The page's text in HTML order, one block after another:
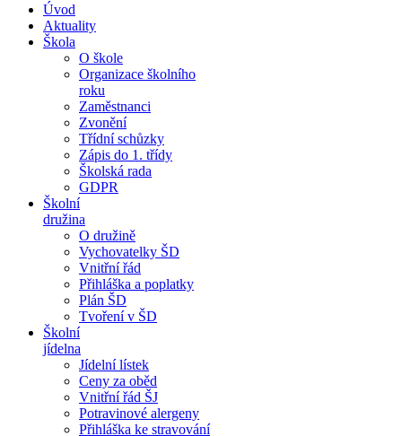
Úvod
Aktuality
Škola
O škole
Organizace školního
roku
Zaměstnanci
Zvonění
Třídní schůzky
Zápis do 1. třídy
Školská rada
GDPR
Školní
družina
O družině
Vychovatelky ŠD
Vnitřní řád
Přihláška a poplatky
Plán ŠD
Tvoření v ŠD
Školní
jídelna
Jídelní lístek
Ceny za oběd
Vnitřní řád ŠJ
Potravinové alergeny
Přihláška ke stravování